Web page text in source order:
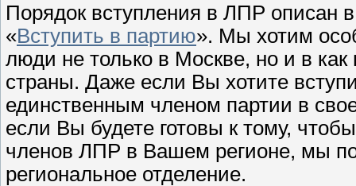
Порядок вступления в ЛПР описан
«Вступить в партию». Мы хотим
люди не только в Москве, но и в
страны. Даже если Вы хотите
единственным членом партии в
если Вы будете готовы к тому,
членов ЛПР в Вашем регионе, мы
региональное отделение.